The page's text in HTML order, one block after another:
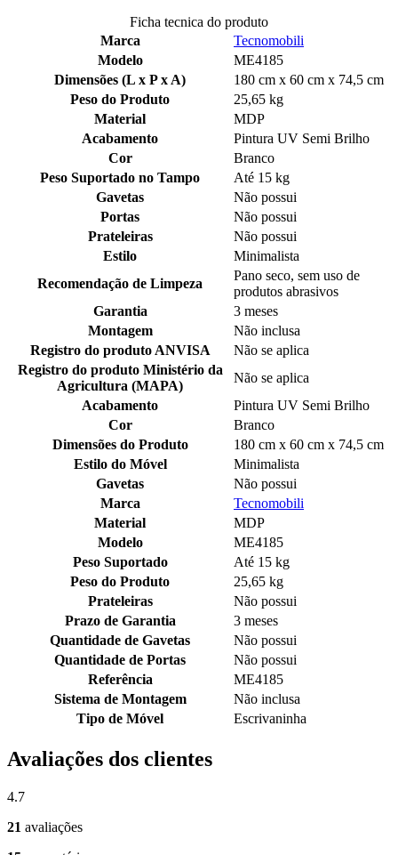
Ficha tecnica do produto
Marca
Tecnomobili
Modelo
ME4185
Dimensões (L x P x A)
180 cm x 60 cm x 74,5 cm
Peso do Produto
25,65 kg
Material
MDP
Acabamento
Pintura UV Semi Brilho
Cor
Branco
Peso Suportado no Tampo
Até 15 kg
Gavetas
Não possui
Portas
Não possui
Prateleiras
Não possui
Estilo
Minimalista
Recomendação de Limpeza
Pano seco, sem uso de
produtos abrasivos
Garantia
3 meses
Montagem
Não inclusa
Registro do produto ANVISA
Não se aplica
Registro do produto Ministério da
Agricultura (MAPA)
Não se aplica
Acabamento
Pintura UV Semi Brilho
Cor
Branco
Dimensões do Produto
180 cm x 60 cm x 74,5 cm
Estilo do Móvel
Minimalista
Gavetas
Não possui
Marca
Tecnomobili
Material
MDP
Modelo
ME4185
Peso Suportado
Até 15 kg
Peso do Produto
25,65 kg
Prateleiras
Não possui
Prazo de Garantia
3 meses
Quantidade de Gavetas
Não possui
Quantidade de Portas
Não possui
Referência
ME4185
Sistema de Montagem
Não inclusa
Tipo de Móvel
Escrivaninha
Avaliações dos clientes
4.7
21 avaliações